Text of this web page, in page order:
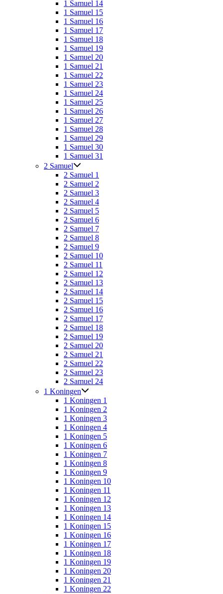
1 Samuel 14
1 Samuel 15
1 Samuel 16
1 Samuel 17
1 Samuel 18
1 Samuel 19
1 Samuel 20
1 Samuel 21
1 Samuel 22
1 Samuel 23
1 Samuel 24
1 Samuel 25
1 Samuel 26
1 Samuel 27
1 Samuel 28
1 Samuel 29
1 Samuel 30
1 Samuel 31
2 Samuel
2 Samuel 1
2 Samuel 2
2 Samuel 3
2 Samuel 4
2 Samuel 5
2 Samuel 6
2 Samuel 7
2 Samuel 8
2 Samuel 9
2 Samuel 10
2 Samuel 11
2 Samuel 12
2 Samuel 13
2 Samuel 14
2 Samuel 15
2 Samuel 16
2 Samuel 17
2 Samuel 18
2 Samuel 19
2 Samuel 20
2 Samuel 21
2 Samuel 22
2 Samuel 23
2 Samuel 24
1 Koningen
1 Koningen 1
1 Koningen 2
1 Koningen 3
1 Koningen 4
1 Koningen 5
1 Koningen 6
1 Koningen 7
1 Koningen 8
1 Koningen 9
1 Koningen 10
1 Koningen 11
1 Koningen 12
1 Koningen 13
1 Koningen 14
1 Koningen 15
1 Koningen 16
1 Koningen 17
1 Koningen 18
1 Koningen 19
1 Koningen 20
1 Koningen 21
1 Koningen 22